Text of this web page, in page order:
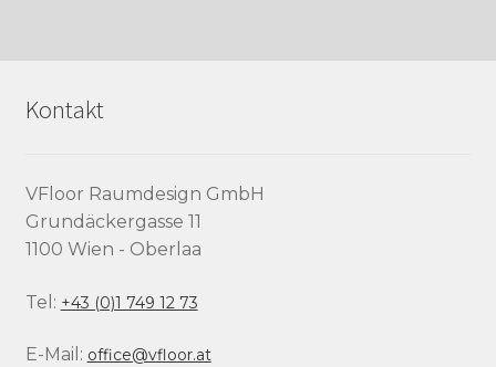
Kontakt
VFloor Raumdesign GmbH
Grundäckergasse 11
1100 Wien - Oberlaa
Tel: +43 (0)1 749 12 73
E-Mail: office@vfloor.at